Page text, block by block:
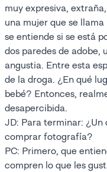
muy expresiva,
una mujer que se
se entiende si se está
dos paredes de adobe,
angustia. Entre esta
de la droga. ¿En qué
bebé? Entonces,
desapercibida.
JD: Para terminar: ¿Un
comprar fotografía?
PC: Primero, que
compren lo que les